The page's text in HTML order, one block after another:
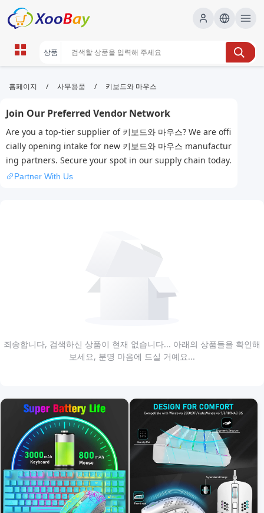
키보드와 마우스 | XOOBAY B2B/B2C
키보드,마우스,SEO, wholesale 키보드와 마우스,
XOOBAY
키보드와마우스 관련 콘텐츠의 검색 엔진 최적화를 위한 실용적 가이드
와 노하우를 제공합니다.
홈페이지 / 사무용품 / 키보드와 마우스
Join Our Preferred Vendor Network
Are you a top-tier supplier of 키보드와 마우스? We are offi
cially opening intake for new 키보드와 마우스 manufactur
ing partners. Secure your spot in our supply chain today.
Partner With Us
죄송합니다, 검색하신 상품이 현재 없습니다... 아래의 상품들을 확인해
보세요, 분명 마음에 드실 거예요...